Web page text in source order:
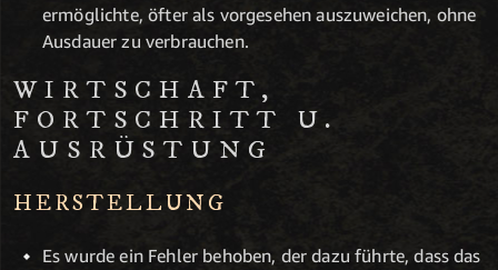
ermöglichte, öfter als vorgesehen auszuweichen, ohne
Ausdauer zu verbrauchen.
WIRTSCHAFT,
FORTSCHRITT U.
AUSRÜSTUNG
HERSTELLUNG
Es wurde ein Fehler behoben, der dazu führte, dass das